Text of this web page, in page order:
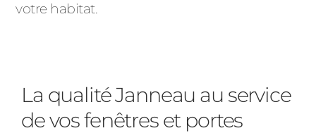
votre habitat.
La qualité Janneau au service
de vos fenêtres et portes